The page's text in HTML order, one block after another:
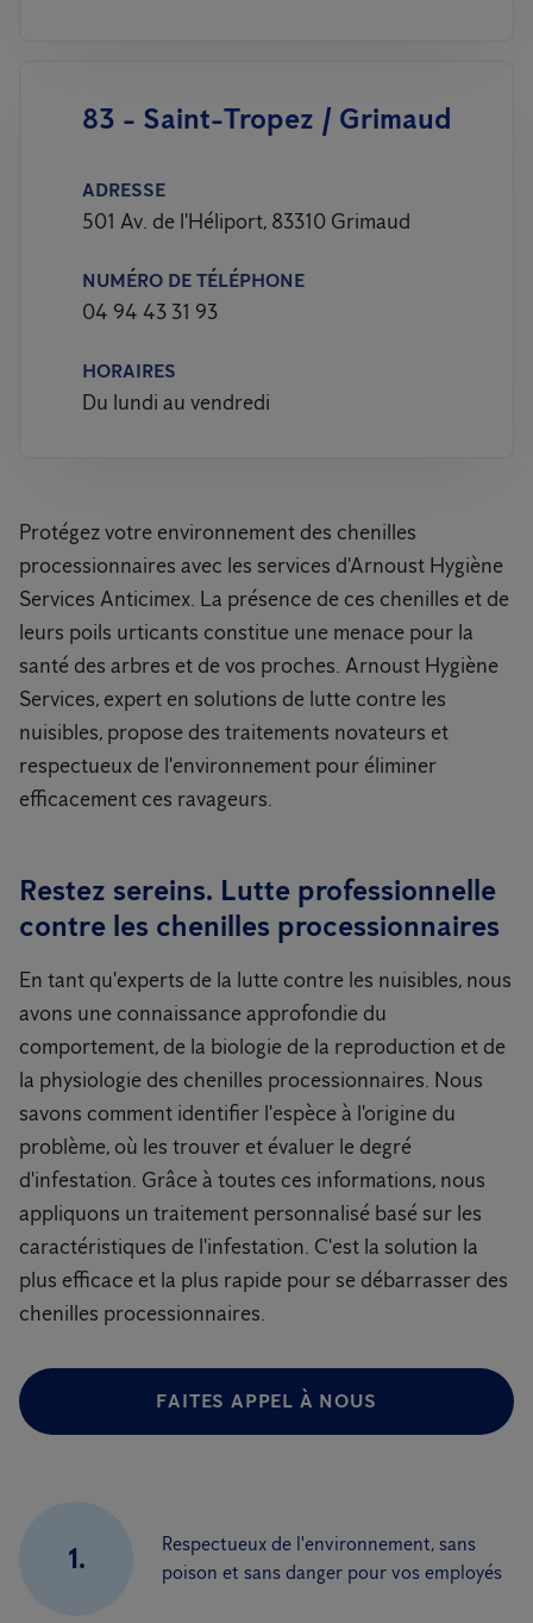
83 - Saint-Tropez / Grimaud
ADRESSE
501 Av. de l'Héliport, 83310 Grimaud
NUMÉRO DE TÉLÉPHONE
04 94 43 31 93
HORAIRES
Du lundi au vendredi
Protégez votre environnement des chenilles
processionnaires avec les services d'Arnoust Hygiène
Services Anticimex. La présence de ces chenilles et de
leurs poils urticants constitue une menace pour la
santé des arbres et de vos proches. Arnoust Hygiène
Services, expert en solutions de lutte contre les
nuisibles, propose des traitements novateurs et
respectueux de l'environnement pour éliminer
efficacement ces ravageurs.
Restez sereins. Lutte professionnelle
contre les chenilles processionnaires
En tant qu'experts de la lutte contre les nuisibles, nous
avons une connaissance approfondie du
comportement, de la biologie de la reproduction et de
la physiologie des chenilles processionnaires. Nous
savons comment identifier l'espèce à l'origine du
problème, où les trouver et évaluer le degré
d'infestation. Grâce à toutes ces informations, nous
appliquons un traitement personnalisé basé sur les
caractéristiques de l'infestation. C'est la solution la
plus efficace et la plus rapide pour se débarrasser des
chenilles processionnaires.
FAITES APPEL À NOUS
1.
Respectueux de l'environnement, sans
poison et sans danger pour vos employés